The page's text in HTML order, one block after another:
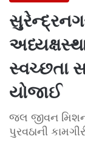
સ્વચ્છતા
યોજાઈ
જલ જીવન
પુરવઠાની